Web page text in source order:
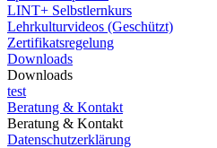
LINT+ Selbstlernkurs
Lehrkulturvideos (Geschützt)
Zertifikatsregelung
Downloads
Downloads
test
Beratung & Kontakt
Beratung & Kontakt
Datenschutzerklärung